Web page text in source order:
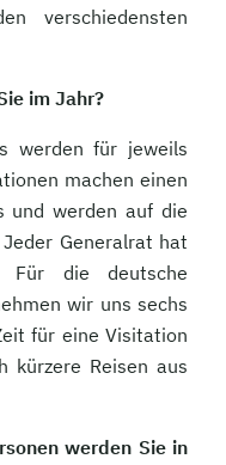
verschiedensten
im Jahr?
werden für jeweils
machen einen
und werden auf die
Generalrat hat
Für die deutsche
wir uns sechs
für eine Visitation
kürzere Reisen aus
werden Sie in